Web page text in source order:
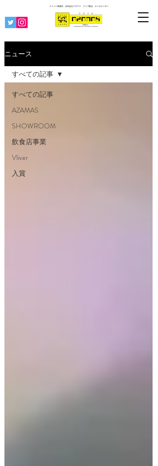
ライバー事務所 合同会社アザマス ライブ配信 オーガナイザー
ニュース
すべての記事
AZAMAS
SHOWROOM
飲食店事業
Vliver
入賞
すべての記事